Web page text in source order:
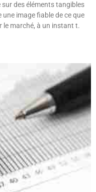
sur des éléments tangibles
image fiable de ce que
le marché, à un instant t.